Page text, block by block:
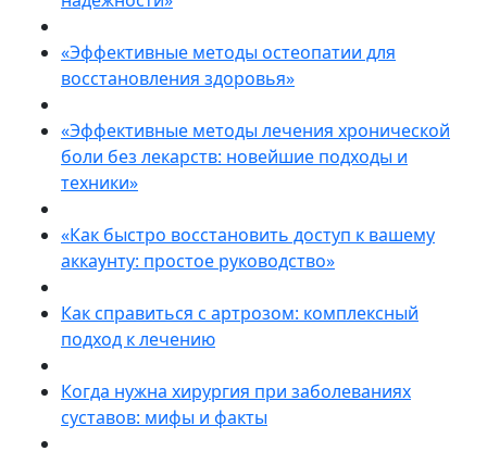
«Эффективные методы остеопатии для
восстановления здоровья»
«Эффективные методы лечения хронической
боли без лекарств: новейшие подходы и
техники»
«Как быстро восстановить доступ к вашему
аккаунту: простое руководство»
Как справиться с артрозом: комплексный
подход к лечению
Когда нужна хирургия при заболеваниях
суставов: мифы и факты